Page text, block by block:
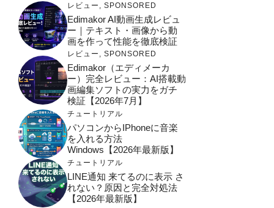
レビュー , SPONSORED
Edimakor AI動画生成レビュ
ー｜テキスト・画像から動
画を作って性能を徹底検証
レビュー , SPONSORED
Edimakor（エディメーカ
ー）完全レビュー：AI搭載動
画編集ソフトの実力をガチ
検証【2026年7月】
チュートリアル
パソコンからiPhoneに音楽
を入れる方法
Windows【2026年最新版】
チュートリアル
LINE通知 来てるのに表示 さ
れない？原因と完全対処法
【2026年最新版】